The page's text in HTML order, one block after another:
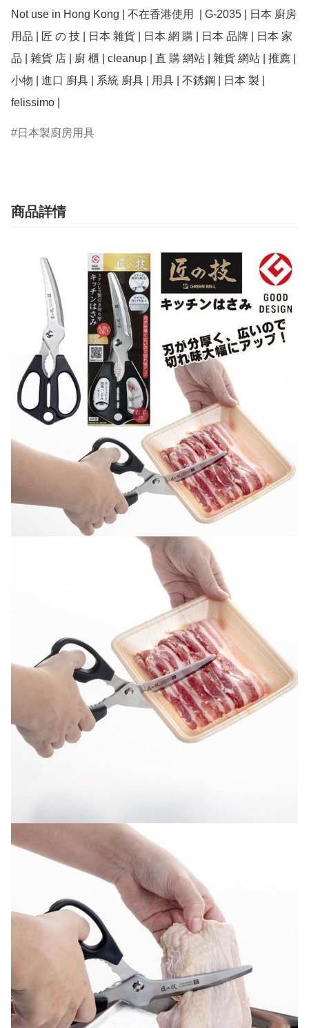
Not use in Hong Kong | 不在香港使用  | G-2035 | 日本 廚房
用品 | 匠 の 技 | 日本 雜貨 | 日本 網 購 | 日本 品牌 | 日本 家
品 | 雜貨 店 | 廚 櫃 | cleanup | 直 購 網站 | 雜貨 網站 | 推薦 |
小物 | 進口 廚具 | 系統 廚具 | 用具 | 不銹鋼 | 日本 製 |
felissimo |
日本製廚房用具
商品詳情